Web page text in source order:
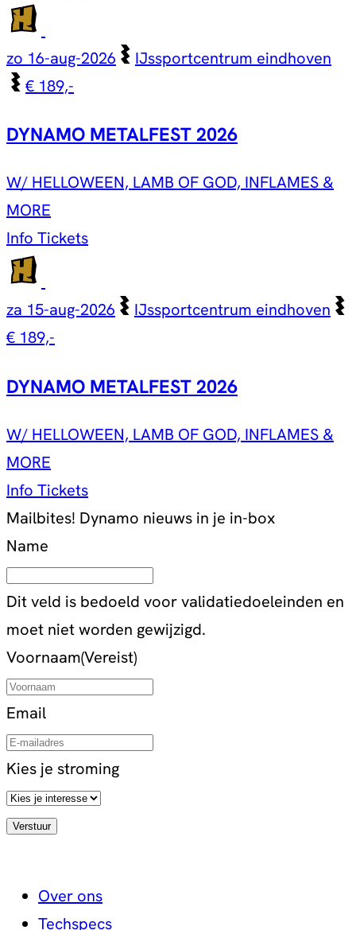
zo 16-aug-2026
IJssportcentrum eindhoven
€ 189,-
DYNAMO METALFEST 2026
W/ HELLOWEEN, LAMB OF GOD, INFLAMES &
MORE
Info Tickets
za 15-aug-2026
IJssportcentrum eindhoven
€ 189,-
DYNAMO METALFEST 2026
W/ HELLOWEEN, LAMB OF GOD, INFLAMES &
MORE
Info Tickets
Mailbites! Dynamo nieuws in je in-box
Name
Dit veld is bedoeld voor validatiedoeleinden en
moet niet worden gewijzigd.
Voornaam(Vereist)
Email
Kies je stroming
Over ons
Techspecs